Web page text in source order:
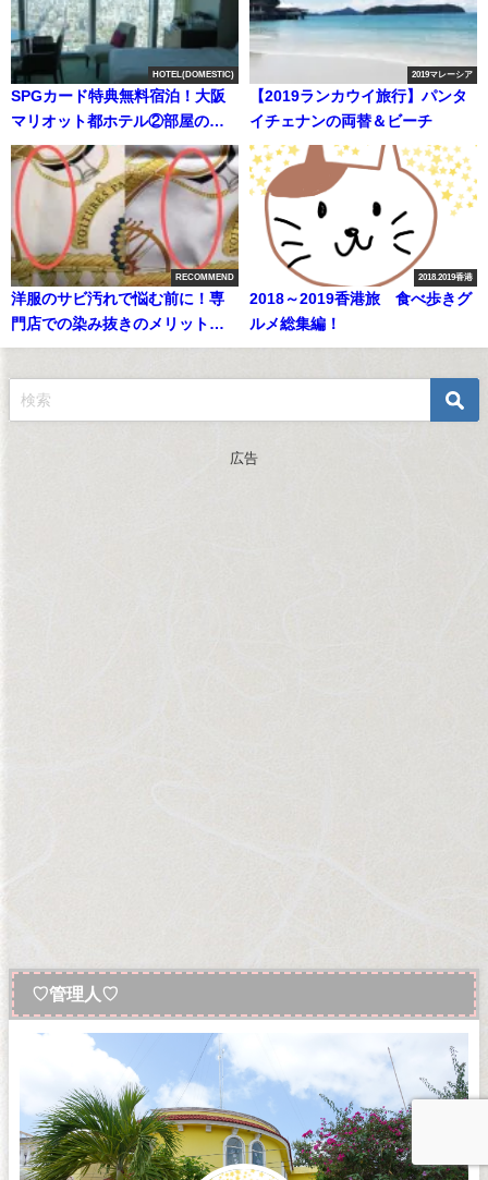
HOTEL(DOMESTIC)
SPGカード特典無料宿泊！大阪
マリオット都ホテル②部屋の全
体像編
2019マレーシア
【2019ランカウイ旅行】パンタ
イチェナンの両替＆ビーチ
RECOMMEND
洋服のサビ汚れで悩む前に！専
門店での染み抜きのメリットと
は？
2018.2019香港
2018～2019香港旅 食べ歩きグ
ルメ総集編！
広告
♡管理人♡